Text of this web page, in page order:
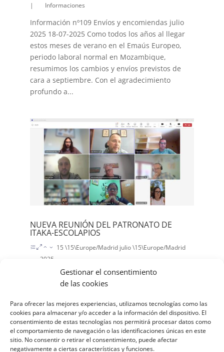
Gestionar el consentimiento
de las cookies
Para ofrecer las mejores experiencias, utilizamos tecnologías como las
cookies para almacenar y/o acceder a la información del dispositivo. El
consentimiento de estas tecnologías nos permitirá procesar datos como
el comportamiento de navegación o las identificaciones únicas en este
sitio. No consentir o retirar el consentimiento, puede afectar
negativamente a ciertas características y funciones.
|
Informaciones
Información nº109 Envíos y encomiendas julio
2025 18-07-2025 Como todos los años al llegar
estos meses de verano en el Emaús Europeo,
periodo laboral normal en Mozambique,
resumimos los cambios y envíos previstos de
cara a septiembre. Con el agradecimiento
profundo a...
NUEVA REUNIÓN DEL PATRONATO DE
ITAKA-ESCOLAPIOS
15 \15\Europe/Madrid julio \15\Europe/Madrid
2025
Itaka Escolapios
NUEVA REUNIÓN DEL PATRONATO DE ITAKA-
ESCOLAPIOS El pasado 27 de junio tuvo lugar
una nueva reunión del Patronato de Itaka-
Escolapios. En esta sesión ordinaria se aprobó el
presupuesto de la Red Itaka-Escolapios para el
próximo curso 2025-2026. Además, se